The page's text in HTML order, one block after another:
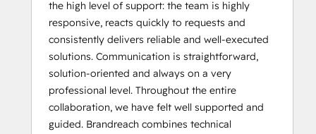
the high level of support: the team is highly
responsive, reacts quickly to requests and
consistently delivers reliable and well-executed
solutions. Communication is straightforward,
solution-oriented and always on a very
professional level. Throughout the entire
collaboration, we have felt well supported and
guided. Brandreach combines technical